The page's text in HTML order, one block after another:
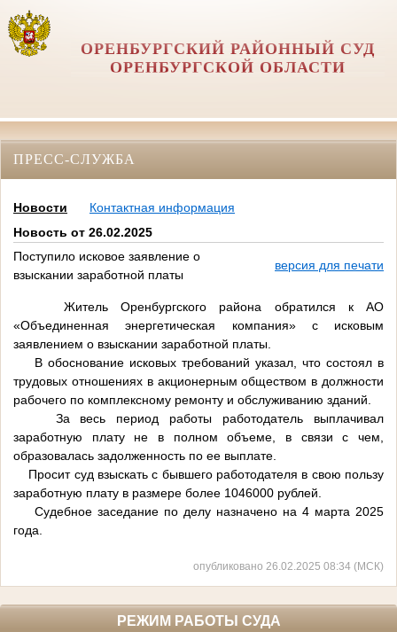
ОРЕНБУРГСКИЙ РАЙОННЫЙ СУД
ОРЕНБУРГСКОЙ ОБЛАСТИ
ПРЕСС-СЛУЖБА
Новости
Контактная информация
Новость от 26.02.2025
Поступило исковое заявление о
взыскании заработной платы
версия для печати
Житель Оренбургского района обратился к АО
«Объединенная энергетическая компания» с исковым
заявлением о взыскании заработной платы.
В обоснование исковых требований указал, что состоял в
трудовых отношениях в акционерным обществом в должности
рабочего по комплексному ремонту и обслуживанию зданий.
За весь период работы работодатель выплачивал
заработную плату не в полном объеме, в связи с чем,
образовалась задолженность по ее выплате.
Просит суд взыскать с бывшего работодателя в свою пользу
заработную плату в размере более 1046000 рублей.
Судебное заседание по делу назначено на 4 марта 2025
года.
опубликовано 26.02.2025 08:34 (МСК)
РЕЖИМ РАБОТЫ СУДА